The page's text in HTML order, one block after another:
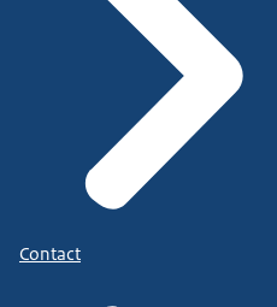
Contact